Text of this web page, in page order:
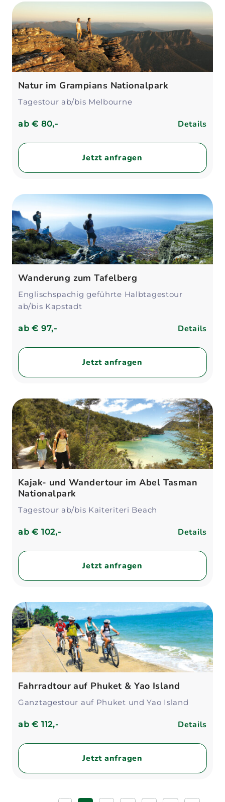
Natur im Grampians Nationalpark
Tagestour ab/bis Melbourne
ab€ 80,- Details
Jetzt anfragen
Wanderung zum Tafelberg
Englischspachig geführte Halbtagestour
ab/bis Kapstadt
ab€ 97,- Details
Jetzt anfragen
Kajak- und Wandertour im Abel Tasman
Nationalpark
Tagestour ab/bis Kaiteriteri Beach
ab€ 102,- Details
Jetzt anfragen
Fahrradtour auf Phuket & Yao Island
Ganztagestour auf Phuket und Yao Island
ab€ 112,- Details
Jetzt anfragen